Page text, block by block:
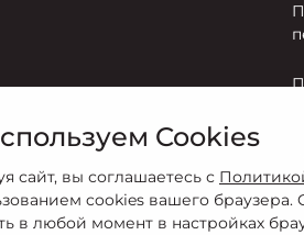
Cookies
сайт, вы соглашаетесь с
cookies вашего браузера.
в любой момент в настройках